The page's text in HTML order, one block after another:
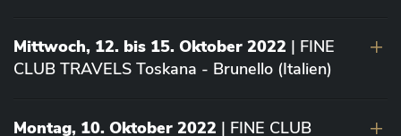
Mittwoch, 12. bis 15. Oktober 2022 | FINE
CLUB TRAVELS Toskana - Brunello (Italien)
Montag, 10. Oktober 2022 | FINE CLUB